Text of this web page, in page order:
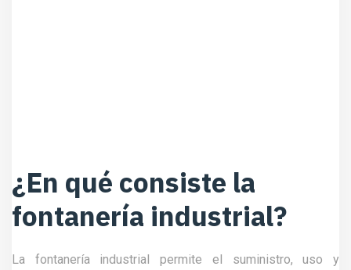
¿En qué consiste la
fontanería industrial?
La fontanería industrial permite el suministro, uso y